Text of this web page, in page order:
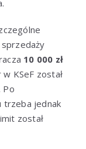
sprzedaży
10 000 zł
KSeF został
. Po
trzeba jednak
został